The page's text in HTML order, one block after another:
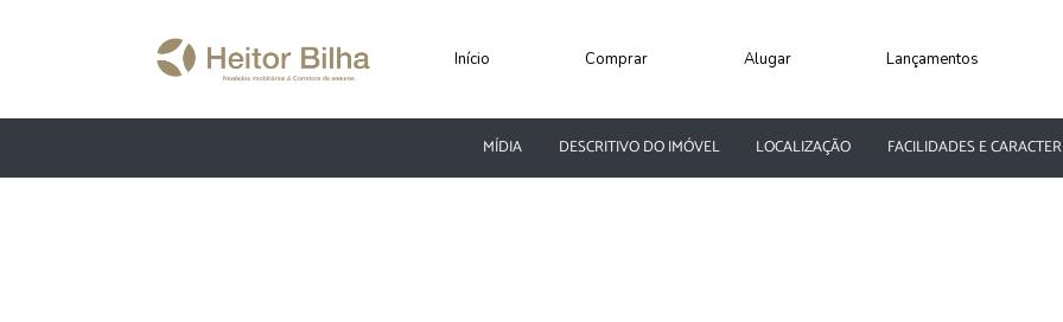
Início Comprar Alugar Lançamentos
MÍDIA DESCRITIVO DO IMÓVEL LOCALIZAÇÃO FACILIDADES E